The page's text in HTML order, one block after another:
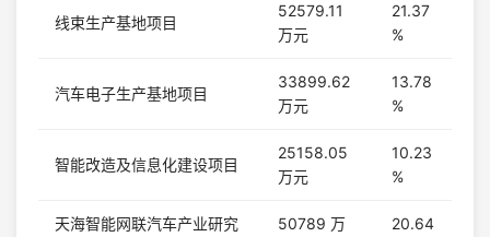
线束生产基地项目
52579.11
万元
21.37
%
汽车电子生产基地项目
33899.62
万元
13.78
%
智能改造及信息化建设项目
25158.05
万元
10.23
%
天海智能网联汽车产业研究
50789 万
20.64